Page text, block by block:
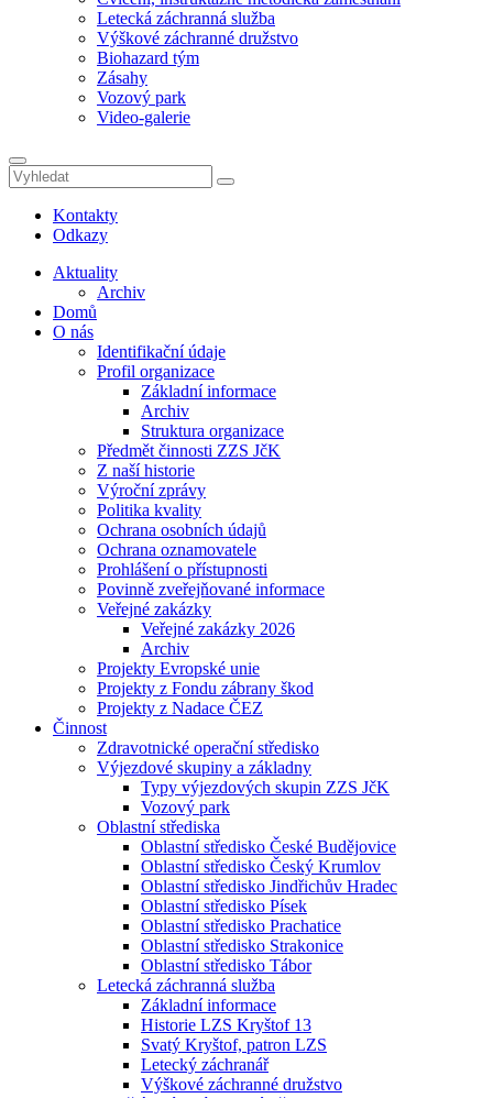
Letecká záchranná služba
Výškové záchranné družstvo
Biohazard tým
Zásahy
Vozový park
Video-galerie
Kontakty
Odkazy
Aktuality
Archiv
Domů
O nás
Identifikační údaje
Profil organizace
Základní informace
Archiv
Struktura organizace
Předmět činnosti ZZS JčK
Z naší historie
Výroční zprávy
Politika kvality
Ochrana osobních údajů
Ochrana oznamovatele
Prohlášení o přístupnosti
Povinně zveřejňované informace
Veřejné zakázky
Veřejné zakázky 2026
Archiv
Projekty Evropské unie
Projekty z Fondu zábrany škod
Projekty z Nadace ČEZ
Činnost
Zdravotnické operační středisko
Výjezdové skupiny a základny
Typy výjezdových skupin ZZS JčK
Vozový park
Oblastní střediska
Oblastní středisko České Budějovice
Oblastní středisko Český Krumlov
Oblastní středisko Jindřichův Hradec
Oblastní středisko Písek
Oblastní středisko Prachatice
Oblastní středisko Strakonice
Oblastní středisko Tábor
Letecká záchranná služba
Základní informace
Historie LZS Kryštof 13
Svatý Kryštof, patron LZS
Letecký záchranář
Výškové záchranné družstvo